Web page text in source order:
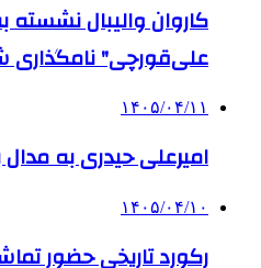
کاروان والیبال
علی‌قورچی" نامگذاری
۱۴۰۵/۰۴/۱۱
امیرعلی حیدری به مدال
۱۴۰۵/۰۴/۱۰
رکورد تاریخی حضور